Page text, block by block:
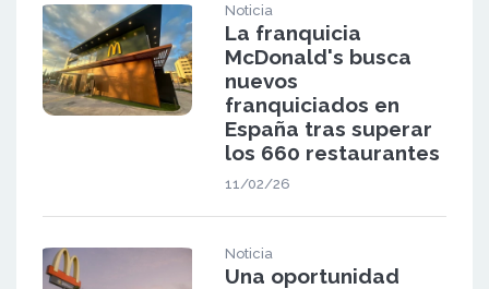
Noticia
La franquicia
McDonald's busca
nuevos
franquiciados en
España tras superar
los 660 restaurantes
11/02/26
Noticia
Una oportunidad